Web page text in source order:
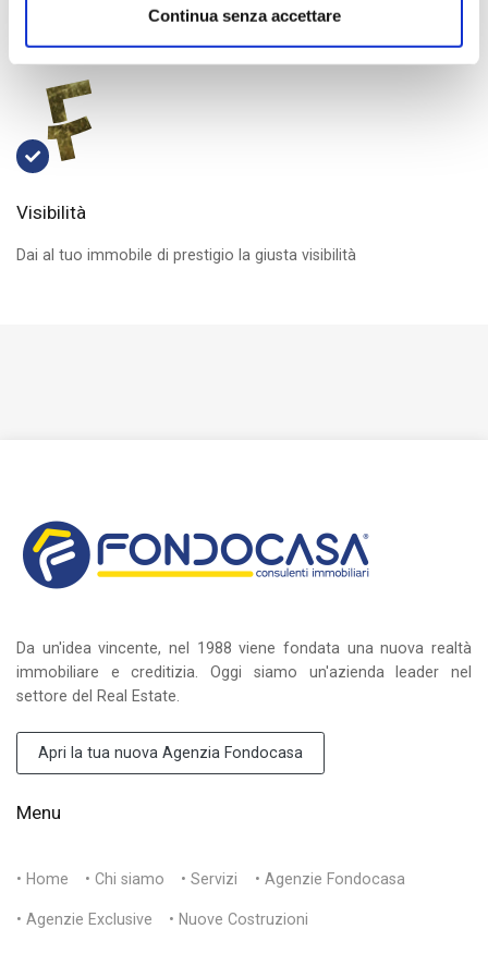
Continua senza accettare
Gli uffici godono di un'immagine elegante e moderna
Visibilità
Dai al tuo immobile di prestigio la giusta visibilità
Da un'idea vincente, nel 1988 viene fondata una nuova realtà
immobiliare e creditizia. Oggi siamo un'azienda leader nel
settore del Real Estate.
Apri la tua nuova Agenzia Fondocasa
Menu
• Home • Chi siamo • Servizi • Agenzie Fondocasa
• Agenzie Exclusive • Nuove Costruzioni